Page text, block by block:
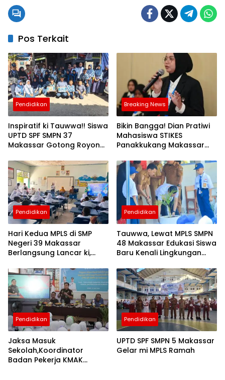
Pos Terkait
Pendidikan
Inspiratif ki Tauwwa!! Siswa
UPTD SPF SMPN 37
Makassar Gotong Royong
Breaking News
Bikin Bangga! Dian Pratiwi
Mahasiswa STIKES
Panakkukang Makassar
2026
Pendidikan
Hari Kedua MPLS di SMP
Negeri 39 Makassar
Berlangsung Lancar ki,
Awal
Pendidikan
Tauwwa, Lewat MPLS SMPN
48 Makassar Edukasi Siswa
Baru Kenali Lingkungan
Pendidikan
Jaksa Masuk
Sekolah,Koordinator
Badan Pekerja KMAK
Pendidikan
UPTD SPF SMPN 5 Makassar
Gelar mi MPLS Ramah